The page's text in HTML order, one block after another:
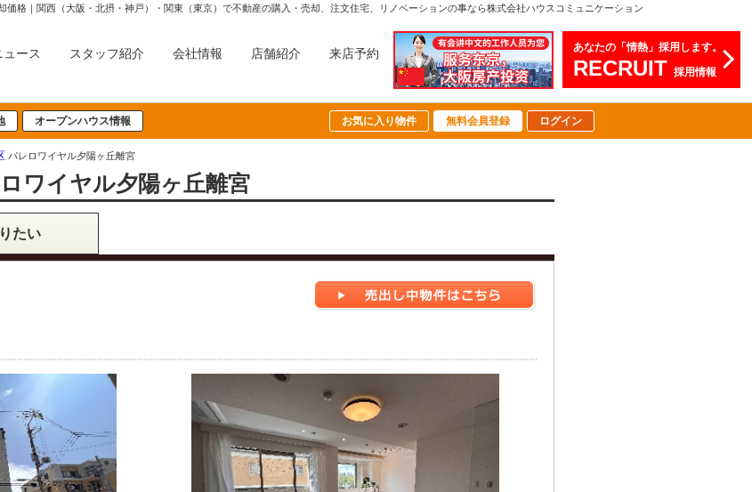
格｜関西（大阪・北摂・神戸）・関東（東京）で不動産の購入・売却、注文住宅、リノベーションの事なら株式会社ハウスコミュニケーション
ュース スタッフ紹介 会社情報 店舗紹介 来店予約 あなたの「情熱」採用します。
RECRUIT 採用情報
オープンハウス情報 お気に入り物件 無料会員登録 ログイン
パレロワイヤル夕陽ヶ丘離宮
ワイヤル夕陽ヶ丘離宮
たい